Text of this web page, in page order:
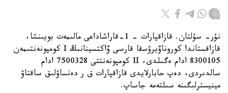
نۇر- سۇلتان. قازاقپارات – 1-قاراشاداعى مالىمەت بويىنشا،
قازاقستاندا كوروناۆيرۋسقا قارسى ۆاكتسينانىڭ I كومپونەنتىمەن
8300105 ادام ەگىلدى، II كومپونەنتتى 7500328 ادام
سالدىردى، دەپ حابارلايدى قازاقپارات ق ر دەنساۋلىق ساقتاۋ
مينيسترلىگىنە سىلتەمە جاساپ.